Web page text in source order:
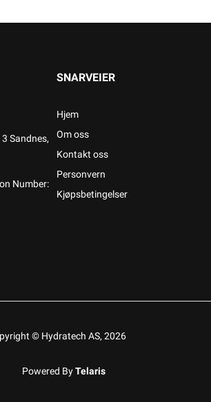
Sandnes,
Number:
SNARVEIER
Hjem
Om oss
Kontakt oss
Personvern
Kjøpsbetingelser
© Hydratech AS, 2026
Powered ByTelaris